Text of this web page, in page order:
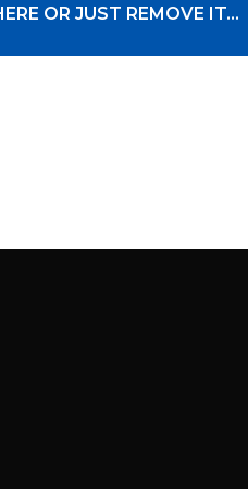
OR JUST REMOVE IT…